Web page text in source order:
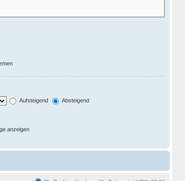
Aufsteigend Absteigend
anzeigen